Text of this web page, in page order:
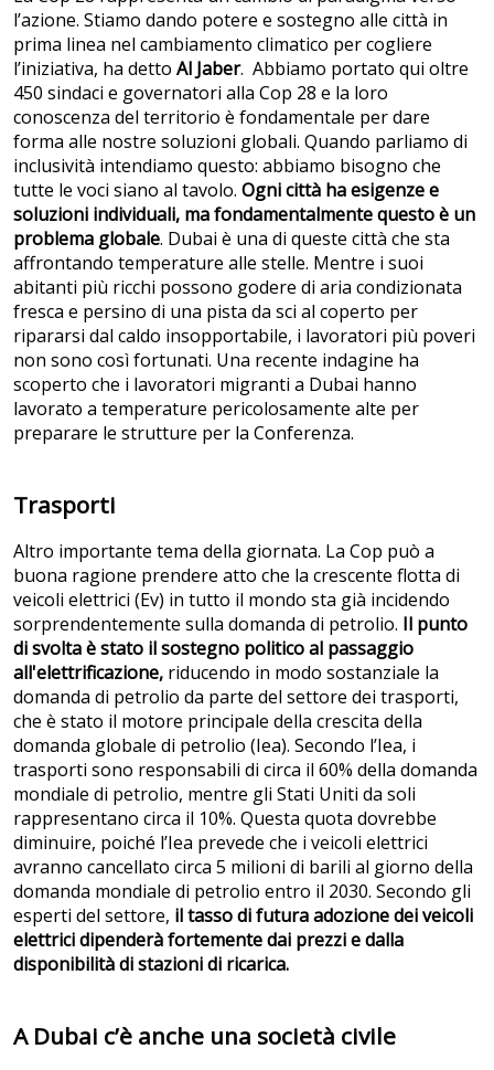
l’azione. Stiamo dando potere e sostegno alle città in
prima linea nel cambiamento climatico per cogliere
l’iniziativa, ha detto Al Jaber. Abbiamo portato qui oltre
450 sindaci e governatori alla Cop 28 e la loro
conoscenza del territorio è fondamentale per dare
forma alle nostre soluzioni globali. Quando parliamo di
inclusività intendiamo questo: abbiamo bisogno che
tutte le voci siano al tavolo. Ogni città ha esigenze e
soluzioni individuali, ma fondamentalmente questo è un
problema globale. Dubai è una di queste città che sta
affrontando temperature alle stelle. Mentre i suoi
abitanti più ricchi possono godere di aria condizionata
fresca e persino di una pista da sci al coperto per
ripararsi dal caldo insopportabile, i lavoratori più poveri
non sono così fortunati. Una recente indagine ha
scoperto che i lavoratori migranti a Dubai hanno
lavorato a temperature pericolosamente alte per
preparare le strutture per la Conferenza.
Trasporti
Altro importante tema della giornata. La Cop può a
buona ragione prendere atto che la crescente flotta di
veicoli elettrici (Ev) in tutto il mondo sta già incidendo
sorprendentemente sulla domanda di petrolio. Il punto
di svolta è stato il sostegno politico al passaggio
all'elettrificazione, riducendo in modo sostanziale la
domanda di petrolio da parte del settore dei trasporti,
che è stato il motore principale della crescita della
domanda globale di petrolio (Iea). Secondo l’Iea, i
trasporti sono responsabili di circa il 60% della domanda
mondiale di petrolio, mentre gli Stati Uniti da soli
rappresentano circa il 10%. Questa quota dovrebbe
diminuire, poiché l’Iea prevede che i veicoli elettrici
avranno cancellato circa 5 milioni di barili al giorno della
domanda mondiale di petrolio entro il 2030. Secondo gli
esperti del settore, il tasso di futura adozione dei veicoli
elettrici dipenderà fortemente dai prezzi e dalla
disponibilità di stazioni di ricarica.
A Dubai c’è anche una società civile